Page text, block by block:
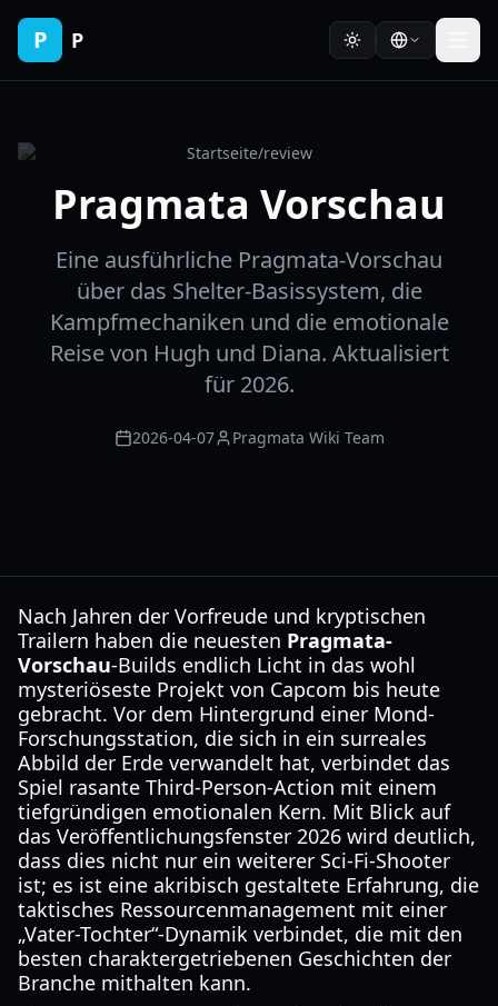
P P
Startseite/review
Pragmata Vorschau
Eine ausführliche Pragmata-Vorschau
über das Shelter-Basissystem, die
Kampfmechaniken und die emotionale
Reise von Hugh und Diana. Aktualisiert
für 2026.
2026-04-07 Pragmata Wiki Team
Nach Jahren der Vorfreude und kryptischen
Trailern haben die neuesten Pragmata-
Vorschau-Builds endlich Licht in das wohl
mysteriöseste Projekt von Capcom bis heute
gebracht. Vor dem Hintergrund einer Mond-
Forschungsstation, die sich in ein surreales
Abbild der Erde verwandelt hat, verbindet das
Spiel rasante Third-Person-Action mit einem
tiefgründigen emotionalen Kern. Mit Blick auf
das Veröffentlichungsfenster 2026 wird deutlich,
dass dies nicht nur ein weiterer Sci-Fi-Shooter
ist; es ist eine akribisch gestaltete Erfahrung, die
taktisches Ressourcenmanagement mit einer
„Vater-Tochter“-Dynamik verbindet, die mit den
besten charaktergetriebenen Geschichten der
Branche mithalten kann.